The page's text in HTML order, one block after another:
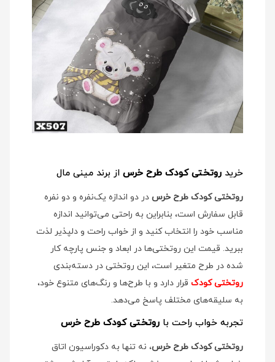
خرید روتختی کودک طرح خرس از برند مینی مال
روتختی کودک طرح خرس در دو اندازه یک‌نفره و دو نفره
قابل سفارش است، بنابراین به راحتی می‌توانید اندازه
مناسب خود را انتخاب کنید و از خواب راحت و دلپذیر لذت
ببرید. قیمت این روتختی‌ها در ابعاد و جنس پارچه کار
شده در طرح متغیر است، این روتختی در دسته‌بندی
روتختی کودک قرار دارد و با طرح‌ها و رنگ‌های متنوع خود،
به سلیقه‌های مختلف پاسخ می‌دهد.
تجربه خواب راحت با روتختی کودک طرح خرس
روتختی کودک طرح خرس، نه تنها به دکوراسیون اتاق